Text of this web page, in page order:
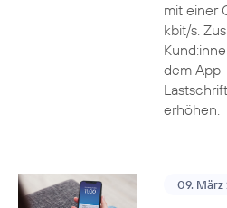
mit einer
kbit/s.
dem
erhöhen.
09. März